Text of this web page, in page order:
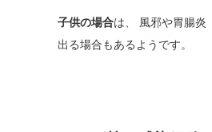
子供の場合は、 風邪や胃腸炎
出る場合もあるようです。